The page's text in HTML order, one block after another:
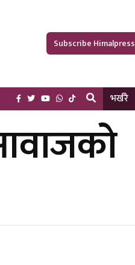
Subscribe Himalpress
भर्खरै